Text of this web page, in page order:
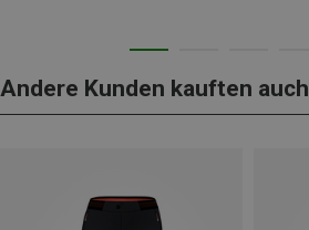
Andere Kunden kauften auch